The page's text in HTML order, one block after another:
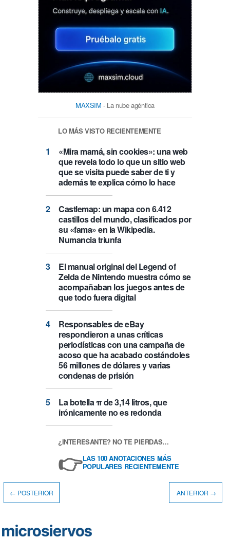
MAXSIM - La nube agéntica
LO MÁS VISTO RECIENTEMENTE
«Mira mamá, sin cookies»: una web
que revela todo lo que un sitio web
que se visita puede saber de ti y
además te explica cómo lo hace
Castlemap: un mapa con 6.412
castillos del mundo, clasificados por
su «fama» en la Wikipedia.
Numancia triunfa
El manual original del Legend of
Zelda de Nintendo muestra cómo se
acompañaban los juegos antes de
que todo fuera digital
Responsables de eBay
respondieron a unas críticas
periodísticas con una campaña de
acoso que ha acabado costándoles
56 millones de dólares y varias
condenas de prisión
La botella π de 3,14 litros, que
irónicamente no es redonda
¿INTERESANTE? NO TE PIERDAS…
👉LAS 100 ANOTACIONES MÁS
POPULARES RECIENTEMENTE
← POSTERIOR ANTERIOR →